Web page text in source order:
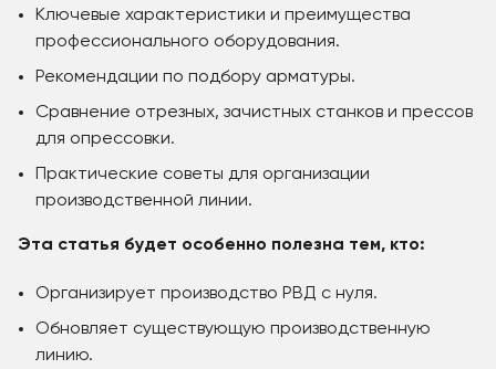
Ключевые характеристики и преимущества
профессионального оборудования.
Рекомендации по подбору арматуры.
Сравнение отрезных, зачистных станков и прессов
для опрессовки.
Практические советы для организации
производственной линии.
Эта статья будет особенно полезна тем, кто:
Организирует производство РВД с нуля.
Обновляет существующую производственную
линию.